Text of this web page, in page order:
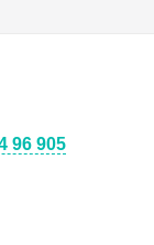
96 905